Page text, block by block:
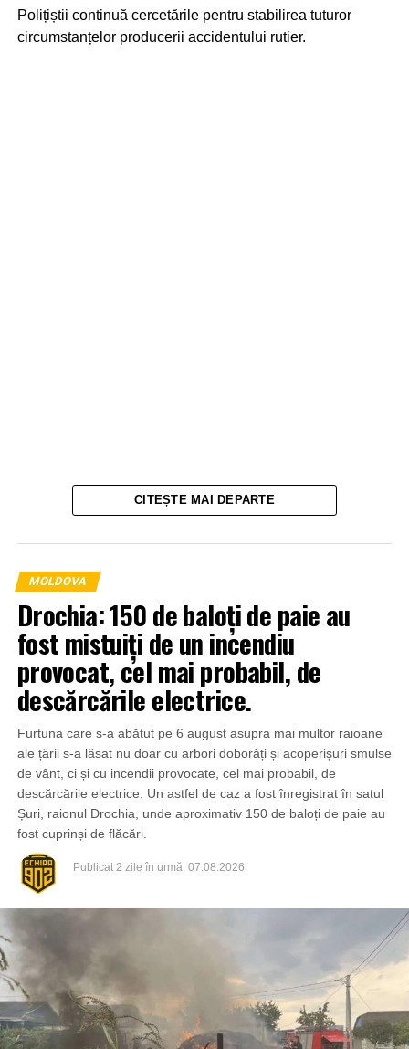
Polițiștii continuă cercetările pentru stabilirea tuturor
circumstanțelor producerii accidentului rutier.
CITEȘTE MAI DEPARTE
MOLDOVA
Drochia: 150 de baloți de paie au
fost mistuiți de un incendiu
provocat, cel mai probabil, de
descărcările electrice.
Furtuna care s-a abătut pe 6 august asupra mai multor raioane
ale țării s-a lăsat nu doar cu arbori doborâți și acoperișuri smulse
de vânt, ci și cu incendii provocate, cel mai probabil, de
descărcările electrice. Un astfel de caz a fost înregistrat în satul
Șuri, raionul Drochia, unde aproximativ 150 de baloți de paie au
fost cuprinși de flăcări.
Publicat 2 zile în urmă 07.08.2026